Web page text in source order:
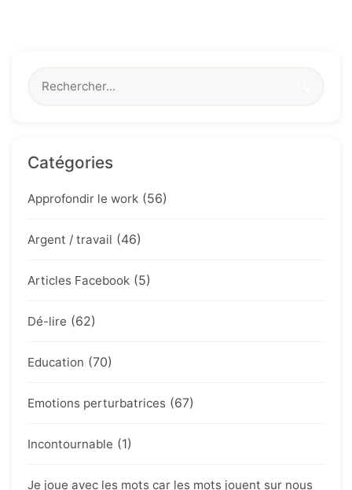
Catégories
Approfondir le work (56)
Argent / travail (46)
Articles Facebook (5)
Dé-lire (62)
Education (70)
Emotions perturbatrices (67)
Incontournable (1)
Je joue avec les mots car les mots jouent sur nous